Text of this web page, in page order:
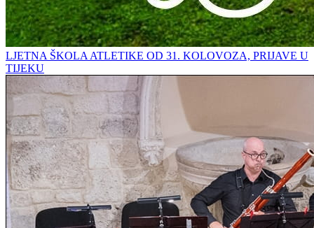
LJETNA ŠKOLA ATLETIKE OD 31. KOLOVOZA, PRIJAVE U
TIJEKU